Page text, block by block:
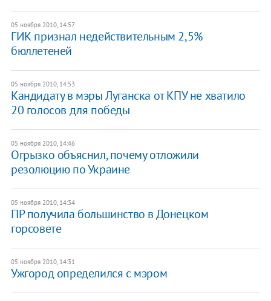
05 ноября 2010, 14:57
ГИК признал недействительным 2,5%
бюллетеней
05 ноября 2010, 14:53
Кандидату в мэры Луганска от КПУ не хватило
20 голосов для победы
05 ноября 2010, 14:46
​Огрызко объяснил, почему отложили
резолюцию по Украине
05 ноября 2010, 14:34
​ПР получила большинство в Донецком
горсовете
05 ноября 2010, 14:31
​Ужгород определился с мэром